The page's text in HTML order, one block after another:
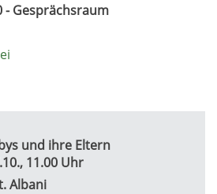
- Gesprächsraum
und ihre Eltern
11.00 Uhr
Albani